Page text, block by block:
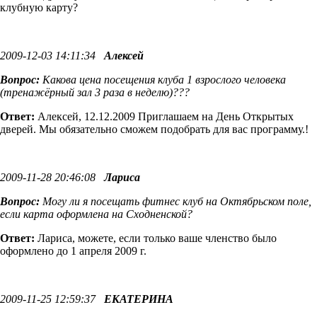
клубную карту?
2009-12-03 14:11:34 Алексей
Вопрос: Какова цена посещения клуба 1 взрослого человека
(тренажёрный зал 3 раза в неделю)???
Ответ: Алексей, 12.12.2009 Приглашаем на День Открытых
дверей. Мы обязательно сможем подобрать для вас программу.!
2009-11-28 20:46:08Лариса
Вопрос: Могу ли я посещать фитнес клуб на Октябрьском поле,
если карта оформлена на Сходненской?
Ответ: Лариса, можете, если только ваше членство было
оформлено до 1 апреля 2009 г.
2009-11-25 12:59:37 ЕКАТЕРИНА